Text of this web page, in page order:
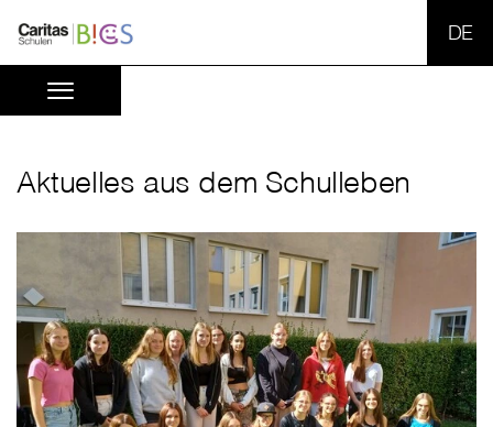
Aktuelles aus dem Schulleben